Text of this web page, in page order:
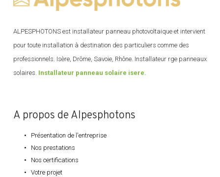
ALPESPHOTONS est installateur panneau photovoltaique et intervient
pour toute installation à destination des particuliers comme des
professionnels. Isère, Drôme, Savoie, Rhône. Installateur rge panneaux
solaires. Installateur panneau solaire isere.
A propos de Alpesphotons
Présentation de l'entreprise
Nos prestations
Nos certifications
Votre projet